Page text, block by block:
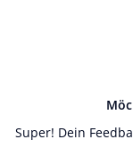
Super! Dein